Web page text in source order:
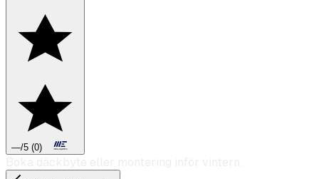
—/5 (0)